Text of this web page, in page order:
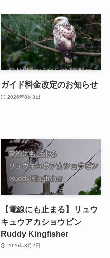
ガイド料金改定のお知らせ
2026年8月3日
【電線にも止まる】リュウ
キュウアカショウビン
Ruddy Kingfisher
2026年8月2日